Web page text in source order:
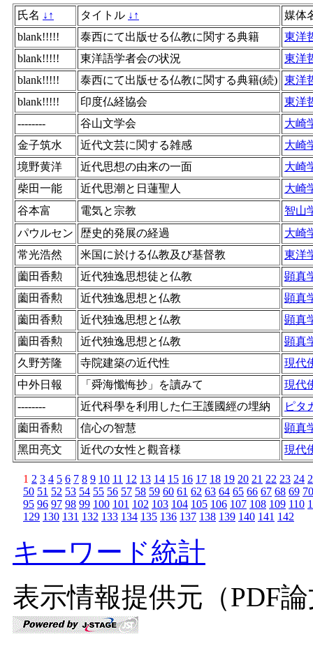
氏名 ↓ ↑ タイトル ↓ ↑
媒体
blank!!!!!
泰西にて出版せる仏教に関する典籍
東洋
blank!!!!!
東洋語学者会の状況
東洋
blank!!!!!
泰西にて出版せる仏教に関する典籍(続) 東洋
blank!!!!!
印度仏経協会
東洋
--------
谷山文学会
大崎
金子筑水
近代文芸に関する雑感
大崎
境野黄洋
近代思想の由来の一面
大崎
柴田一能
近代思潮と日蓮聖人
大崎
谷本富
電気と宗教
智山
パウルセン
歴史的発展の経過
大崎
常光浩然
米国に於ける仏教及び基督教
東洋
薗田香勲
近代独逸思想徒と仏教
顕真
薗田香勲
近代独逸思想と仏教
顕真
薗田香勲
近代独逸思想と仏教
顕真
薗田香勲
近代独逸思想と仏教
顕真
久野芳隆
寺院建築の近代性
現代
中外日報
「舜海懺悔抄」を讀みて
現代
--------
近代科學を利用した仁王護國經の埋納
ピタ
薗田香勲
信心の智慧
顕真
黑田亮文
近代の女性と觀音様 現代
1 2 3 4 5 6 7 8 9 10 11 12 13 14 15 16 17 18 19 20 21 22 23 24
50 51 52 53 54 55 56 57 58 59 60 61 62 63 64 65 66 67 68 69 70
95 96 97 98 99 100 101 102 103 104 105 106 107 108 109 110
129 130 131 132 133 134 135 136 137 138 139 140 141 142
キーワード統計
表示情報提供元（PDF